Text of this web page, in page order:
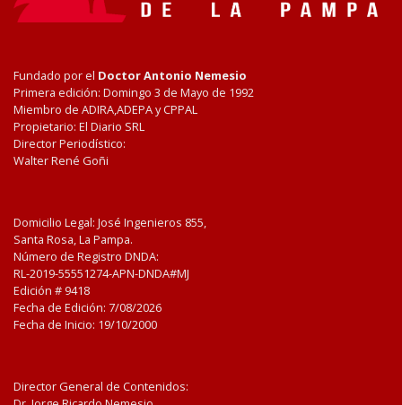
Fundado por el Doctor Antonio Nemesio
Primera edición: Domingo 3 de Mayo de 1992
Miembro de ADIRA,ADEPA y CPPAL
Propietario: El Diario SRL
Director Periodístico:
Walter René Goñi
Domicilio Legal: José Ingenieros 855,
Santa Rosa, La Pampa.
Número de Registro DNDA:
RL-2019-55551274-APN-DNDA#MJ
Edición # 9418
Fecha de Edición: 7/08/2026
Fecha de Inicio: 19/10/2000
Director General de Contenidos: